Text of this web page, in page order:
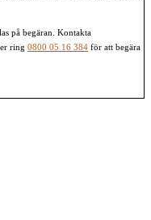
på begäran. Kontakta
ring 0800 05 16 384 för att begära